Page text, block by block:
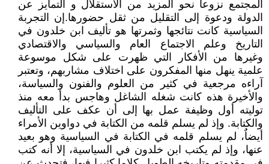
المجتمع نزوعاً نحو المزيد من الاستقلال و التمايز عن
الدولة ودعوة إلى التقليل من ثقل حضورها.إن التجربة
السياسية كانت نتائجها وثمرتها هو تأليف ابن خلدون في
التاريخ وعلم الاجتماع العام والسياسي والاقتصادي
وغيرها من الأفكار التي ظهرت على شكل موسوعة
علمية ينهل منها المفكرون على اختلاف مشاربهم، وتعتبر
آراءه مرجعية في كثير من العلوم والفنون والسياسة،
والأخيرة هذه كانت شغله الشاغل وهاجس بدأ معه منذ
توليته أول وظيفة عمل بها إلى أن عكف على التأليف
والكتابة. وإذ لم يسلم قلمه من الكتابة في دواوين الأمراء
أيضاٌ، لم يسلم قلمه في الكتابة في السياسية وهو بعيد
عنها، وإذ لم يكتب ابن خلدون في السياسية، إلا أنه كتب